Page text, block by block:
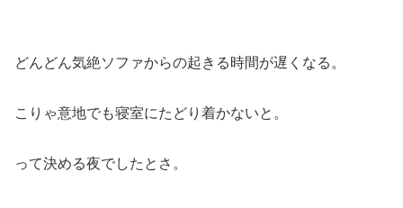
どんどん気絶ソファからの起きる時間が遅くなる。
こりゃ意地でも寝室にたどり着かないと。
って決める夜でしたとさ。